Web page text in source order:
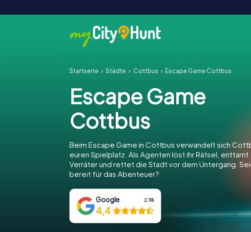
Startseite Städte Cottbus Escape Game Cottbus
Escape Game
Cottbus
Beim Escape Game in Cottbus verwandelt sich
euren Spielplatz. Als Agenten löst ihr Rätsel, enttarnt
Verräter und rettet die Stadt vor dem Untergang.
bereit für das Abenteuer?
Google 2.118
4,4